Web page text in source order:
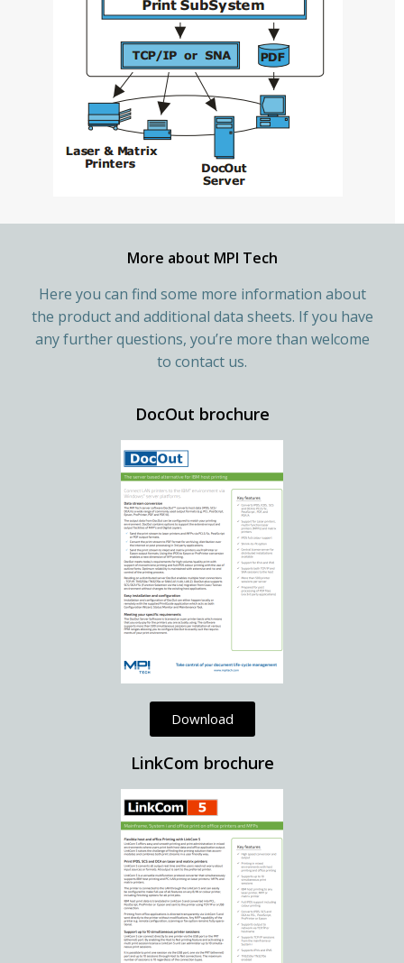
More about MPI Tech
Here you can find some more information about
the product and additional data sheets. If you have
any further questions, you’re more than welcome
to contact us.
DocOut brochure
Download
LinkCom brochure